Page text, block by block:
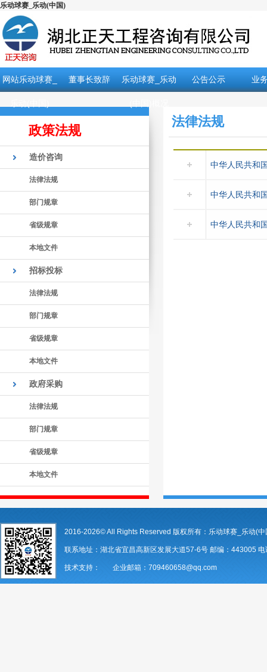
乐动球赛_乐动(中国)
网站乐动球赛_ 董事长致辞 乐动球赛_乐动 公告公示 业
政策法规
造价咨询
法律法规
部门规章
省级规章
本地文件
招标投标
法律法规
部门规章
省级规章
本地文件
政府采购
法律法规
部门规章
省级规章
本地文件
法律法规
中华人民共和
中华人民共和
中华人民共和
2016-2026© All Rights Reserved 版权所有：乐动球赛_乐动(中
联系地址：湖北省宜昌高新区发展大道57-6号 邮编：443005
技术支持： 企业邮箱：709460658@qq.com